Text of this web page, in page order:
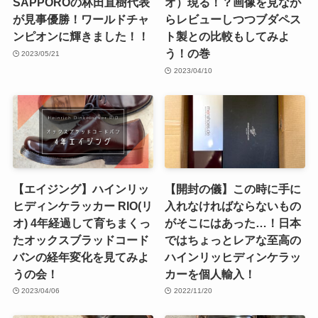
が見事優勝！ワールドチャ
ンピオンに輝きました！！
2023/05/21
らレビューしつつブダペス
ト製との比較もしてみよ
う！の巻
2023/04/10
【エイジング】ハインリッ
ヒディンケラッカー RIO(リ
オ) 4年経過して育ちまくっ
たオックスブラッドコード
バンの経年変化を見てみよ
うの会！
2023/04/06
【開封の儀】この時に手に
入れなければならないもの
がそこにはあった…！日本
ではちょっとレアな至高の
ハインリッヒディンケラッ
カーを個人輸入！
2022/11/20